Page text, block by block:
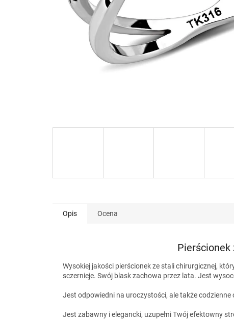
Opis Ocena
Wysokiej jakości pierścionek ze stali chirurgicznej,
sczernieje. Swój blask zachowa przez lata. Jest
Jest odpowiedni na uroczystości, ale także
Jest zabawny i elegancki, uzupełni Twój efektowny